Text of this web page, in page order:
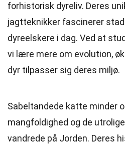
forhistorisk dyreliv. Deres
jagtteknikker fascinerer
dyreelskere i dag. Ved at
vi lære mere om evolution,
dyr tilpasser sig deres miljø.
Sabeltandede katte minder
mangfoldighed og de
vandrede på Jorden. Deres